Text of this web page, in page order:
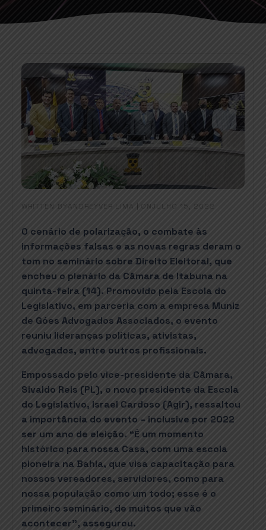
WRITTEN BY ANDREYVER LIMA ONJULHO 15, 2022
O cenário de polarização, o combate às
informações falsas e as novas regras deram o
tom no seminário sobre Direito Eleitoral, que
encheu o plenário da Câmara de Itabuna na
quinta-feira (14). Promovido pela Escola do
Legislativo, em parceria com a empresa Muniz
de Góes Advogados Associados, o evento
reuniu lideranças políticas, ativistas,
advogados, entre outros profissionais.
Empossado pelo vice-presidente da Câmara,
Sivaldo Reis (PL), o novo presidente da Escola
do Legislativo, Israel Cardoso (Agir), ressaltou
a importância do evento – inclusive por 2022
ser um ano de eleição. “É um momento
histórico para nossa Casa, com uma escola
pioneira na Bahia, que visa capacitação para
nossos vereadores, servidores, como para
nossa população como um todo; esse é o
primeiro seminário, de muitos que vão
acontecer”, assegurou.